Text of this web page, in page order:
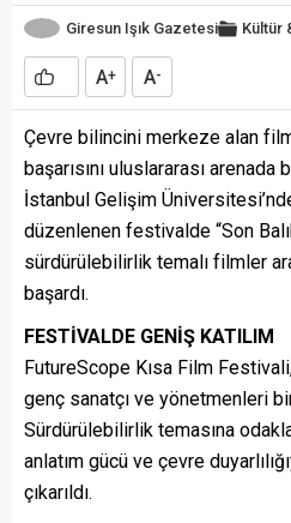
Giresun Işık Gazetesi Kültür
A+ A-
Çevre bilincini merkeze alan
başarısını uluslararası
İstanbul Gelişim
düzenlenen festivalde “Son
sürdürülebilirlik temalı filmler
başardı.
FESTİVALDE GENİŞ KATILIM
FutureScope Kısa Film
genç sanatçı ve yönetmenleri
Sürdürülebilirlik temasına
anlatım gücü ve çevre
çıkarıldı.